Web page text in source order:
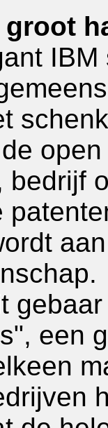
groot
bedrijf
een